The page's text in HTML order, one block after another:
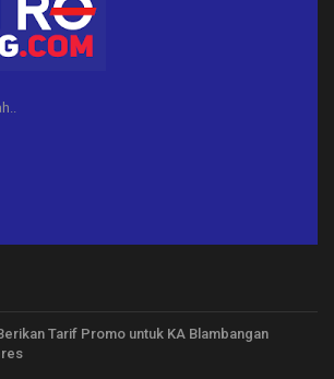
Tarif Promo untuk KA Blambangan